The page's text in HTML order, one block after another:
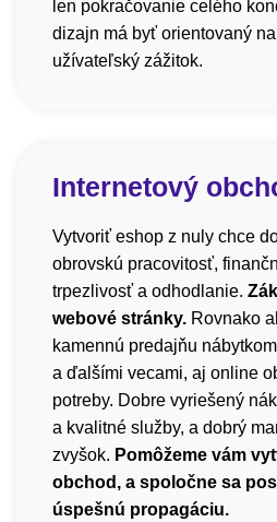
len pokračovanie celého
dizajn má byť orientovaný
užívateľský zážitok.
Internetový
Vytvoriť eshop z nuly chce
obrovskú pracovitosť,
trpezlivosť a odhodlanie.
webové stránky. Rovnako
kamennú predajňu
a ďalšími vecami, aj online
potreby. Dobre vyriešený
a kvalitné služby, a dobrý
zvyšok. Pomôžeme vám
obchod, a spoločne sa
úspešnú propagáciu.